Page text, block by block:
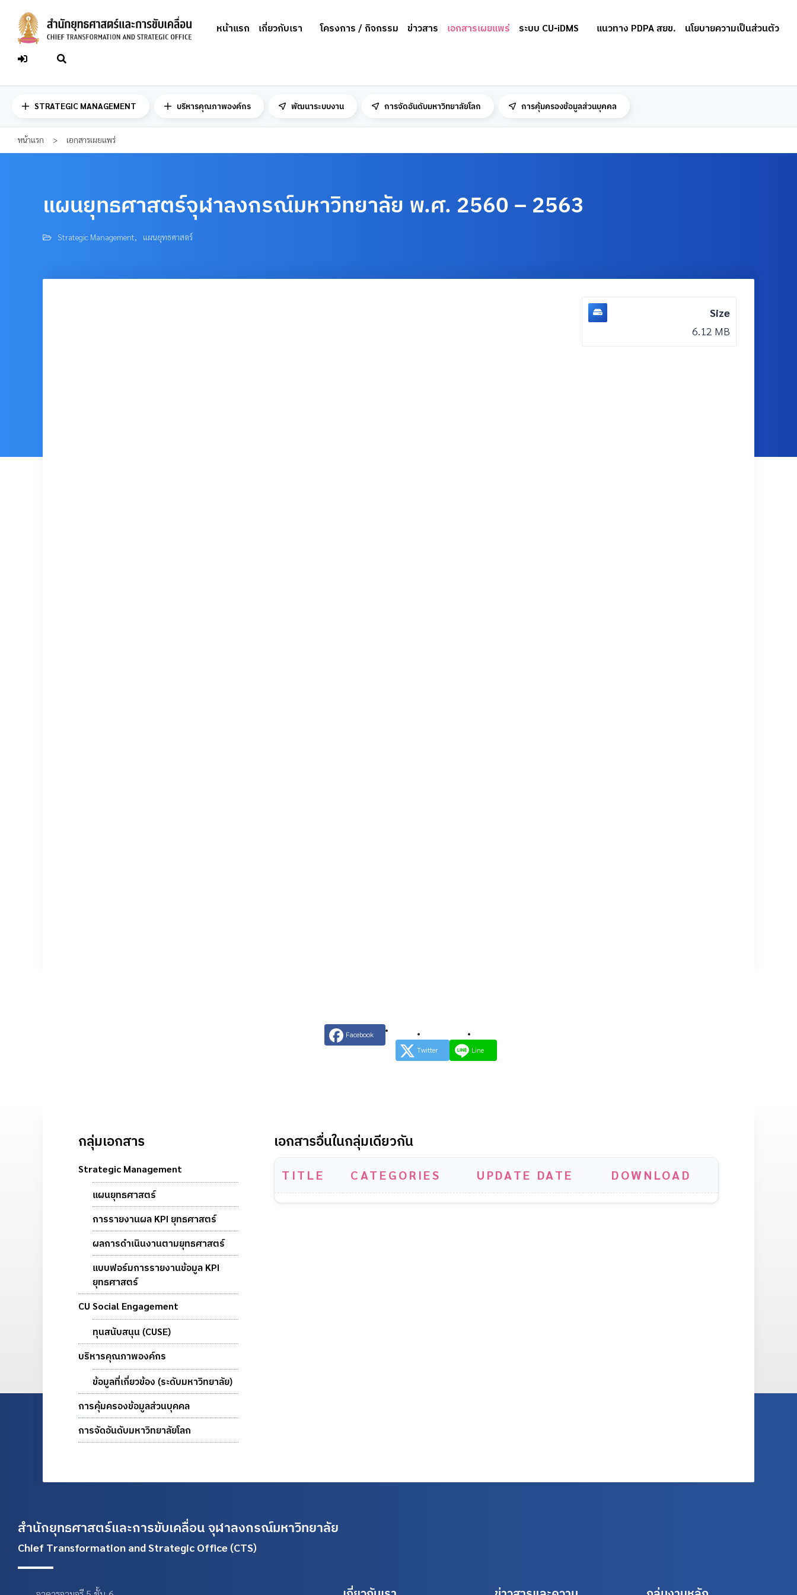
content
หน้าแรก เกี่ยวกับเรา โครงการ / กิจกรรม ข่าวสาร เอกสารเผยแพร่ ระบบ CU-iDMS แนวทาง PDPA สยข. นโยบายความเป็นส่วนตัว
STRATEGIC MANAGEMENT บริหารคุณภาพองค์กร พัฒนาระบบงาน การจัดอันดับมหาวิทยาลัยโลก การคุ้มครองข้อมูลส่วนบุคคล
หน้าแรก > เอกสารเผยแพร่
แผนยุทธศาสตร์จุฬาลงกรณ์มหาวิทยาลัย พ.ศ. 2560 – 2563
Strategic Management, แผนยุทธศาสตร์
Size
6.12 MB
Facebook
Twitter
Line
กลุ่มเอกสาร
Strategic Management
แผนยุทธศาสตร์
การรายงานผล KPI ยุทธศาสตร์
ผลการดำเนินงานตามยุทธศาสตร์
แบบฟอร์มการรายงานข้อมูล KPI
ยุทธศาสตร์
CU Social Engagement
ทุนสนับสนุน (CUSE)
บริหารคุณภาพองค์กร
ข้อมูลที่เกี่ยวข้อง (ระดับมหาวิทยาลัย)
การคุ้มครองข้อมูลส่วนบุคคล
การจัดอันดับมหาวิทยาลัยโลก
เอกสารอื่นในกลุ่มเดียวกัน
TITLE CATEGORIES UPDATE DATE DOWNLOAD
สำนักยุทธศาสตร์และการขับเคลื่อน จุฬาลงกรณ์มหาวิทยาลัย
Chief Transformation and Strategic Office (CTS)